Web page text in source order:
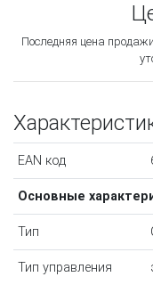
Последняя цена
EAN код
Основные
Тип
Тип управления